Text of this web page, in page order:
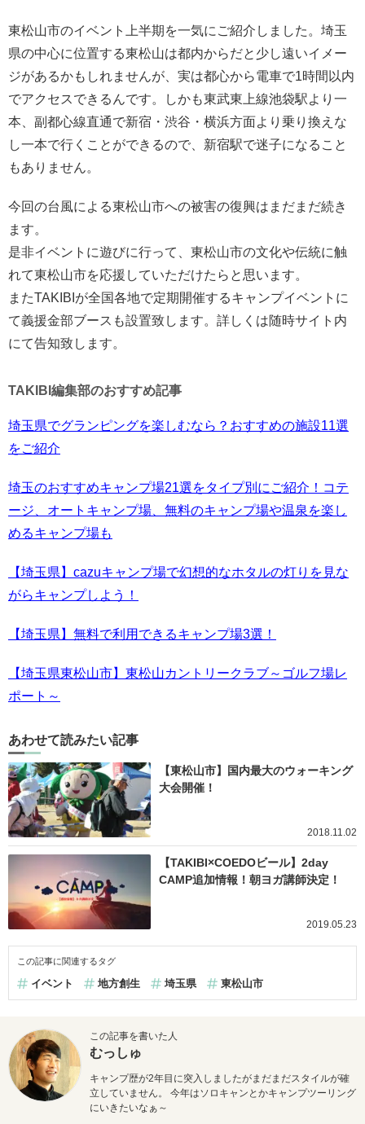
東松山市のイベント上半期を一気にご紹介しました。埼玉
県の中心に位置する東松山は都内からだと少し遠いイメー
ジがあるかもしれませんが、実は都心から電車で1時間以内
でアクセスできるんです。しかも東武東上線池袋駅より一
本、副都心線直通で新宿・渋谷・横浜方面より乗り換えな
し一本で行くことができるので、新宿駅で迷子になること
もありません。
今回の台風による東松山市への被害の復興はまだまだ続き
ます。
是非イベントに遊びに行って、東松山市の文化や伝統に触
れて東松山市を応援していただけたらと思います。
またTAKIBIが全国各地で定期開催するキャンプイベントに
て義援金部ブースも設置致します。詳しくは随時サイト内
にて告知致します。
TAKIBI編集部のおすすめ記事
埼玉県でグランピングを楽しむなら？おすすめの施設11選
をご紹介
埼玉のおすすめキャンプ場21選をタイプ別にご紹介！コテ
ージ、オートキャンプ場、無料のキャンプ場や温泉を楽し
めるキャンプ場も
【埼玉県】cazuキャンプ場で幻想的なホタルの灯りを見な
がらキャンプしよう！
【埼玉県】無料で利用できるキャンプ場3選！
【埼玉県東松山市】東松山カントリークラブ～ゴルフ場レ
ポート～
あわせて読みたい記事
【東松山市】国内最大のウォーキング
大会開催！
2018.11.02
【TAKIBI×COEDOビール】2day
CAMP追加情報！朝ヨガ講師決定！
2019.05.23
この記事に関連するタグ
イベント 地方創生 埼玉県 東松山市
この記事を書いた人
むっしゅ
キャンプ歴が2年目に突入しましたがまだまだスタイルが確
立していません。 今年はソロキャンとかキャンプツーリング
にいきたいなぁ～